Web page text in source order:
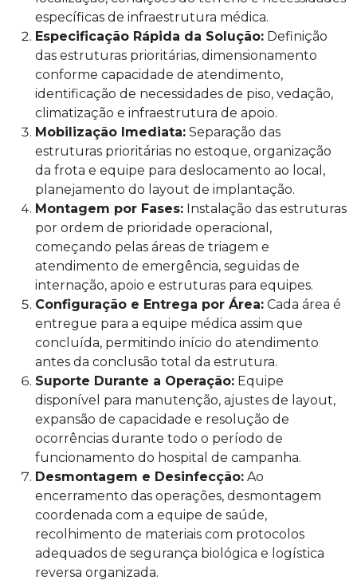
específicas de infraestrutura médica.
Especificação Rápida da Solução: Definição
das estruturas prioritárias, dimensionamento
conforme capacidade de atendimento,
identificação de necessidades de piso, vedação,
climatização e infraestrutura de apoio.
Mobilização Imediata: Separação das
estruturas prioritárias no estoque, organização
da frota e equipe para deslocamento ao local,
planejamento do layout de implantação.
Montagem por Fases: Instalação das estruturas
por ordem de prioridade operacional,
começando pelas áreas de triagem e
atendimento de emergência, seguidas de
internação, apoio e estruturas para equipes.
Configuração e Entrega por Área: Cada área é
entregue para a equipe médica assim que
concluída, permitindo início do atendimento
antes da conclusão total da estrutura.
Suporte Durante a Operação: Equipe
disponível para manutenção, ajustes de layout,
expansão de capacidade e resolução de
ocorrências durante todo o período de
funcionamento do hospital de campanha.
Desmontagem e Desinfecção: Ao
encerramento das operações, desmontagem
coordenada com a equipe de saúde,
recolhimento de materiais com protocolos
adequados de segurança biológica e logística
reversa organizada.